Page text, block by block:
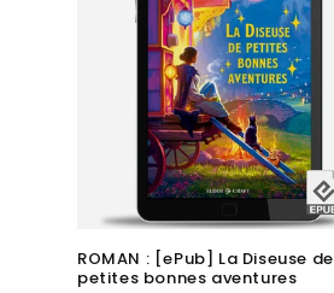
ROMAN : [ePub] La Diseuse de
petites bonnes aventures